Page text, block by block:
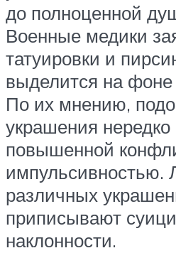
до полноценной
Военные медики
татуировки и
выделится на
По их мнению,
украшения нередко
повышенной
импульсивностью.
различных
приписывают
наклонности.